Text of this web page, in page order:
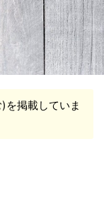
を掲載していま